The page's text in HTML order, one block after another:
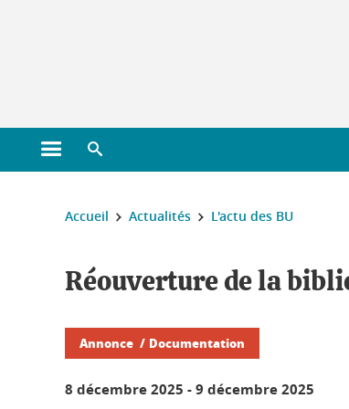
Ouvrir le menu principal
Vous êtes ici :
Accueil Actualités L'actu des BU
Réouverture de la
Annonce Documentation
8 décembre 2025 -9 décembre 2025